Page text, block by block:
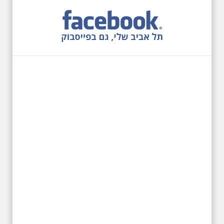
10:00 מיוחד לציון 13
שנים לפטירת הזמר. סיור
- עטור מצחך זהב שחור
תחנות תל אביביות מחייו
מתאים גם למשפחות